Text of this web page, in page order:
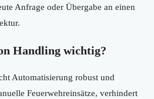
Anfrage oder Übergabe an einen
Handling wichtig?
Automatisierung robust und
Feuerwehreinsätze, verhindert